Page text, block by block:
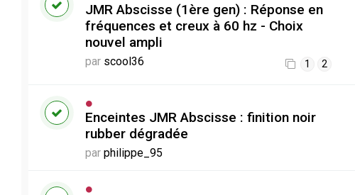
JMR Abscisse (1ère gen) : Réponse en
fréquences et creux à 60 hz - Choix
nouvel ampli
par scool36 1 2
Enceintes JMR Abscisse : finition noir
rubber dégradée
par philippe_95